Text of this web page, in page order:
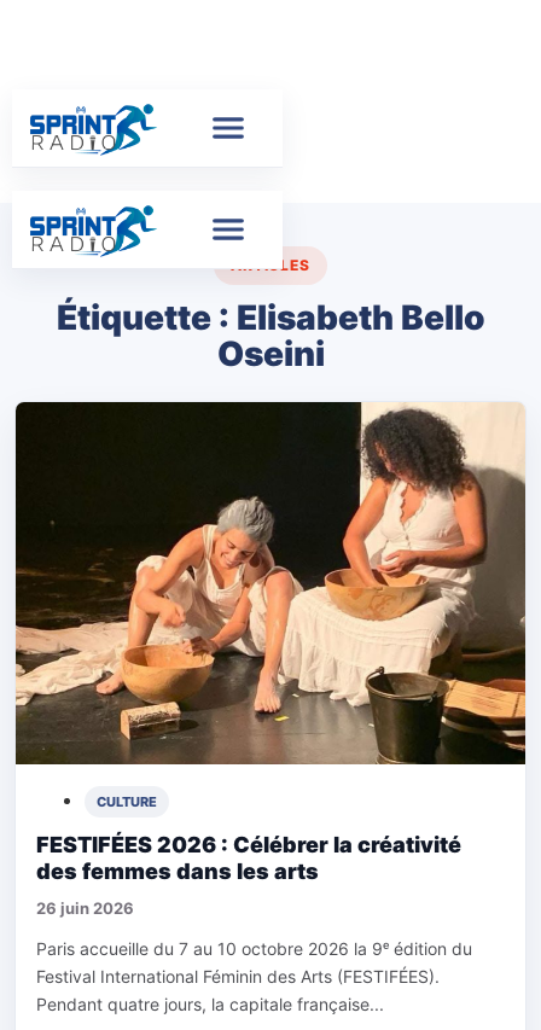
ARTICLES
Étiquette : Elisabeth Bello
Oseini
CULTURE
FESTIFÉES 2026 : Célébrer la créativité
des femmes dans les arts
26 juin 2026
Paris accueille du 7 au 10 octobre 2026 la 9ᵉ édition du
Festival International Féminin des Arts (FESTIFÉES).
Pendant quatre jours, la capitale française...